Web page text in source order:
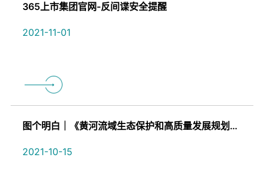
365上市集团官网-反间谍安全提醒
2021-11-01
图个明白｜《黄河流域生态保护和高质量发展规划纲要》里的“宁夏机遇”
2021-10-15